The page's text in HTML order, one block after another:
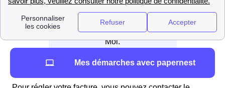
Installez l’application EDF &
Moi.
Mes démarches avec papernest